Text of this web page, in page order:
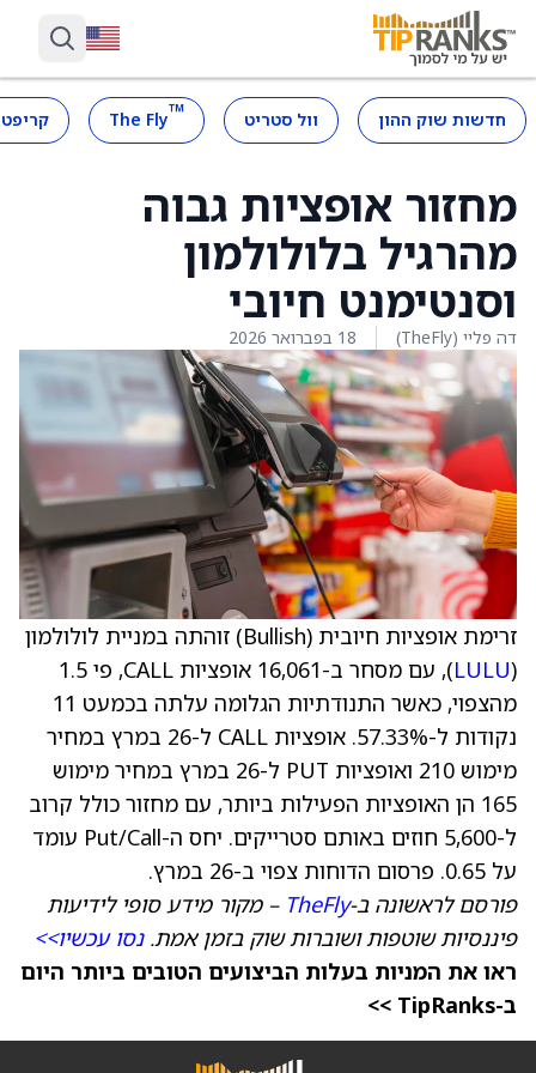
חדשות שוק ההון וול סטריט ™
The Fly
מחזור אופציות גבוה
מהרגיל בלולולמון
וסנטימנט חיובי
דה פליי (TheFly) 18 בפברואר 2026
זרימת אופציות חיובית (Bullish) זוהתה במניית לולולמון
(
LULU
), עם מסחר ב-16,061 אופציות CALL, פי 1.5
מהצפוי, כאשר התנודתיות הגלומה עלתה בכמעט 11
נקודות ל-57.33%. אופציות CALL ל-26 במרץ במחיר
מימוש 210 ואופציות PUT ל-26 במרץ במחיר מימוש
165 הן האופציות הפעילות ביותר, עם מחזור כולל קרוב
ל-5,600 חוזים באותם סטרייקים. יחס ה-Put/Call עומד
על 0.65. פרסום הדוחות צפוי ב-26 במרץ.
פורסם לראשונה ב-TheFly – מקור מידע סופי לידיעות
פיננסיות שוטפות ושוברות שוק בזמן אמת.נסו עכשיו>>
ראו את המניות בעלות הביצועים הטובים ביותר היום
ב-TipRanks >>